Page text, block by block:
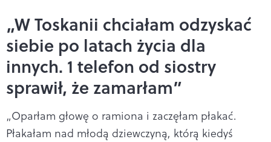
„W Toskanii chciałam odzyskać
siebie po latach życia dla
innych. 1 telefon od siostry
sprawił, że zamarłam”
„Oparłam głowę o ramiona i zaczęłam płakać.
Płakałam nad młodą dziewczyną, którą kiedyś